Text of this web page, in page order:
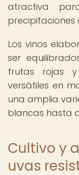
atractiva
precipitaciones
Los vinos
ser
frutas rojas y
versátiles en
una amplia
blancas hasta
Cultivo y
uvas